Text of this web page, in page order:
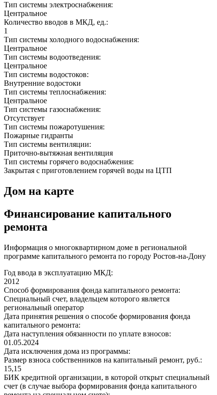
Тип системы электроснабжения:
Центральное
Количество вводов в МКД, ед.:
1
Тип системы холодного водоснабжения:
Центральное
Тип системы водоотведения:
Центральное
Тип системы водостоков:
Внутренние водостоки
Тип системы теплоснабжения:
Центральное
Тип системы газоснабжения:
Отсутствует
Тип системы пожаротушения:
Пожарные гидранты
Тип системы вентиляции:
Приточно-вытяжная вентиляция
Тип системы горячего водоснабжения:
Закрытая с приготовлением горячей воды на ЦТП
Дом на карте
Финансирование капитального
ремонта
Информация о многоквартирном доме в региональной
программе капитального ремонта по городу Ростов-на-Дону
Год ввода в эксплуатацию МКД:
2012
Способ формирования фонда капитального ремонта:
Специальный счет, владельцем которого является
региональный оператор
Дата принятия решения о способе формирования фонда
капитального ремонта:
Дата наступления обязанности по уплате взносов:
01.05.2024
Дата исключения дома из программы:
Размер взноса собственников на капитальный ремонт, руб.:
15,15
БИК кредитной организации, в которой открыт специальный
счет (в случае выбора формирования фонда капитального